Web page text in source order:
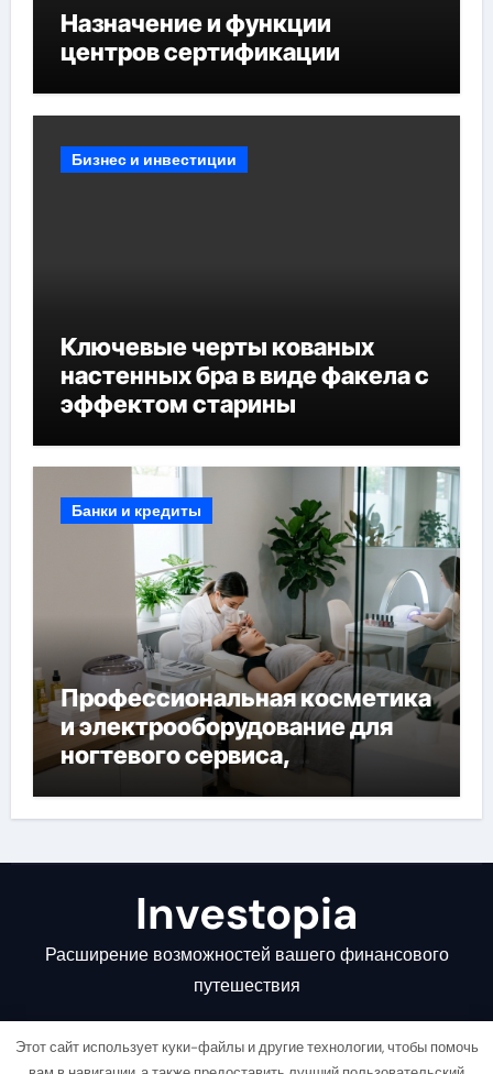
Назначение и функции
центров сертификации
Бизнес и инвестиции
Ключевые черты кованых
настенных бра в виде факела с
эффектом старины
Банки и кредиты
Профессиональная косметика
и электрооборудование для
ногтевого сервиса,
наращивания ресниц и
депиляции
Investopia
Расширение возможностей вашего финансового
путешествия
Этот сайт использует куки-файлы и другие технологии, чтобы помочь